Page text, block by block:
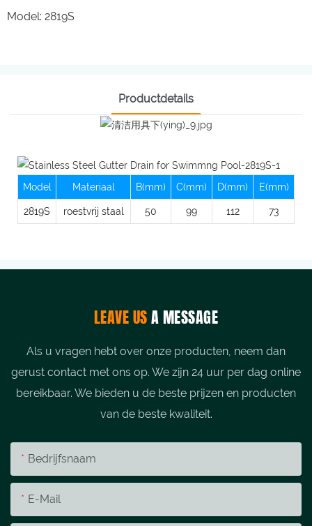
Model: 2819S
Productdetails
Model Materiaal B(mm) C(mm) D(mm) E(mm)
2819S roestvrij staal 50 99 112 73
LEAVE USA MESSAGE
Als u vragen hebt over onze producten, neem dan
gerust contact met ons op. We zijn 24 uur per dag online
bereikbaar. We bieden u de beste prijzen en producten
van de beste kwaliteit.
Bedrijfsnaam
E-Mail